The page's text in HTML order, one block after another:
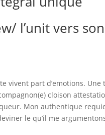
l’unit vers son
vivent part d’emotions. Une
cloison
Mon authentique
le qu’il me